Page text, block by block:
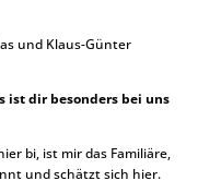
und Klaus-Günter
ist dir besonders bei uns
bi, ist mir das Familiäre,
und schätzt sich hier.